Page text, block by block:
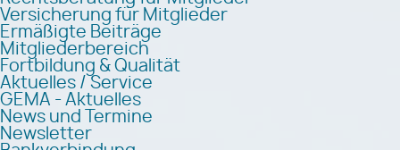
Versicherung für Mitglieder
Ermäßigte Beiträge
Mitgliederbereich
Fortbildung & Qualität
Aktuelles / Service
GEMA - Aktuelles
News und Termine
Newsletter